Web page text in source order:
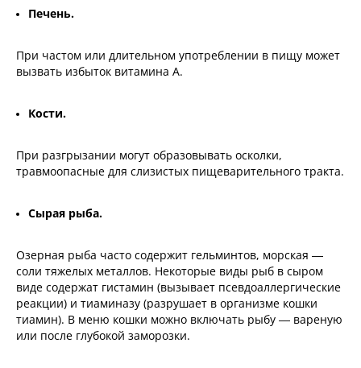
Печень.
При частом или длительном употреблении в пищу может
вызвать избыток витамина А.
Кости.
При разгрызании могут образовывать осколки,
травмоопасные для слизистых пищеварительного тракта.
Сырая рыба.
Озерная рыба часто содержит гельминтов, морская —
соли тяжелых металлов. Некоторые виды рыб в сыром
виде содержат гистамин (вызывает псевдоаллергические
реакции) и тиаминазу (разрушает в организме кошки
тиамин). В меню кошки можно включать рыбу — вареную
или после глубокой заморозки.